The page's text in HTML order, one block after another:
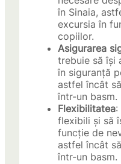
în Sinaia,
excursia în
copiilor.
Asigurarea
trebuie să își
în siguranță
astfel încât
într-un basm.
Flexibilitatea:
flexibili și să
funcție de
astfel încât
într-un basm.